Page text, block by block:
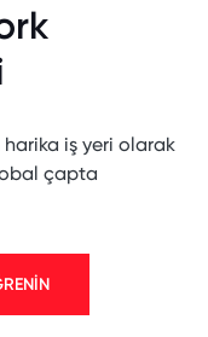
harika iş yeri olarak
çapta